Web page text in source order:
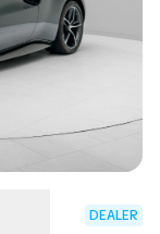
DEALER